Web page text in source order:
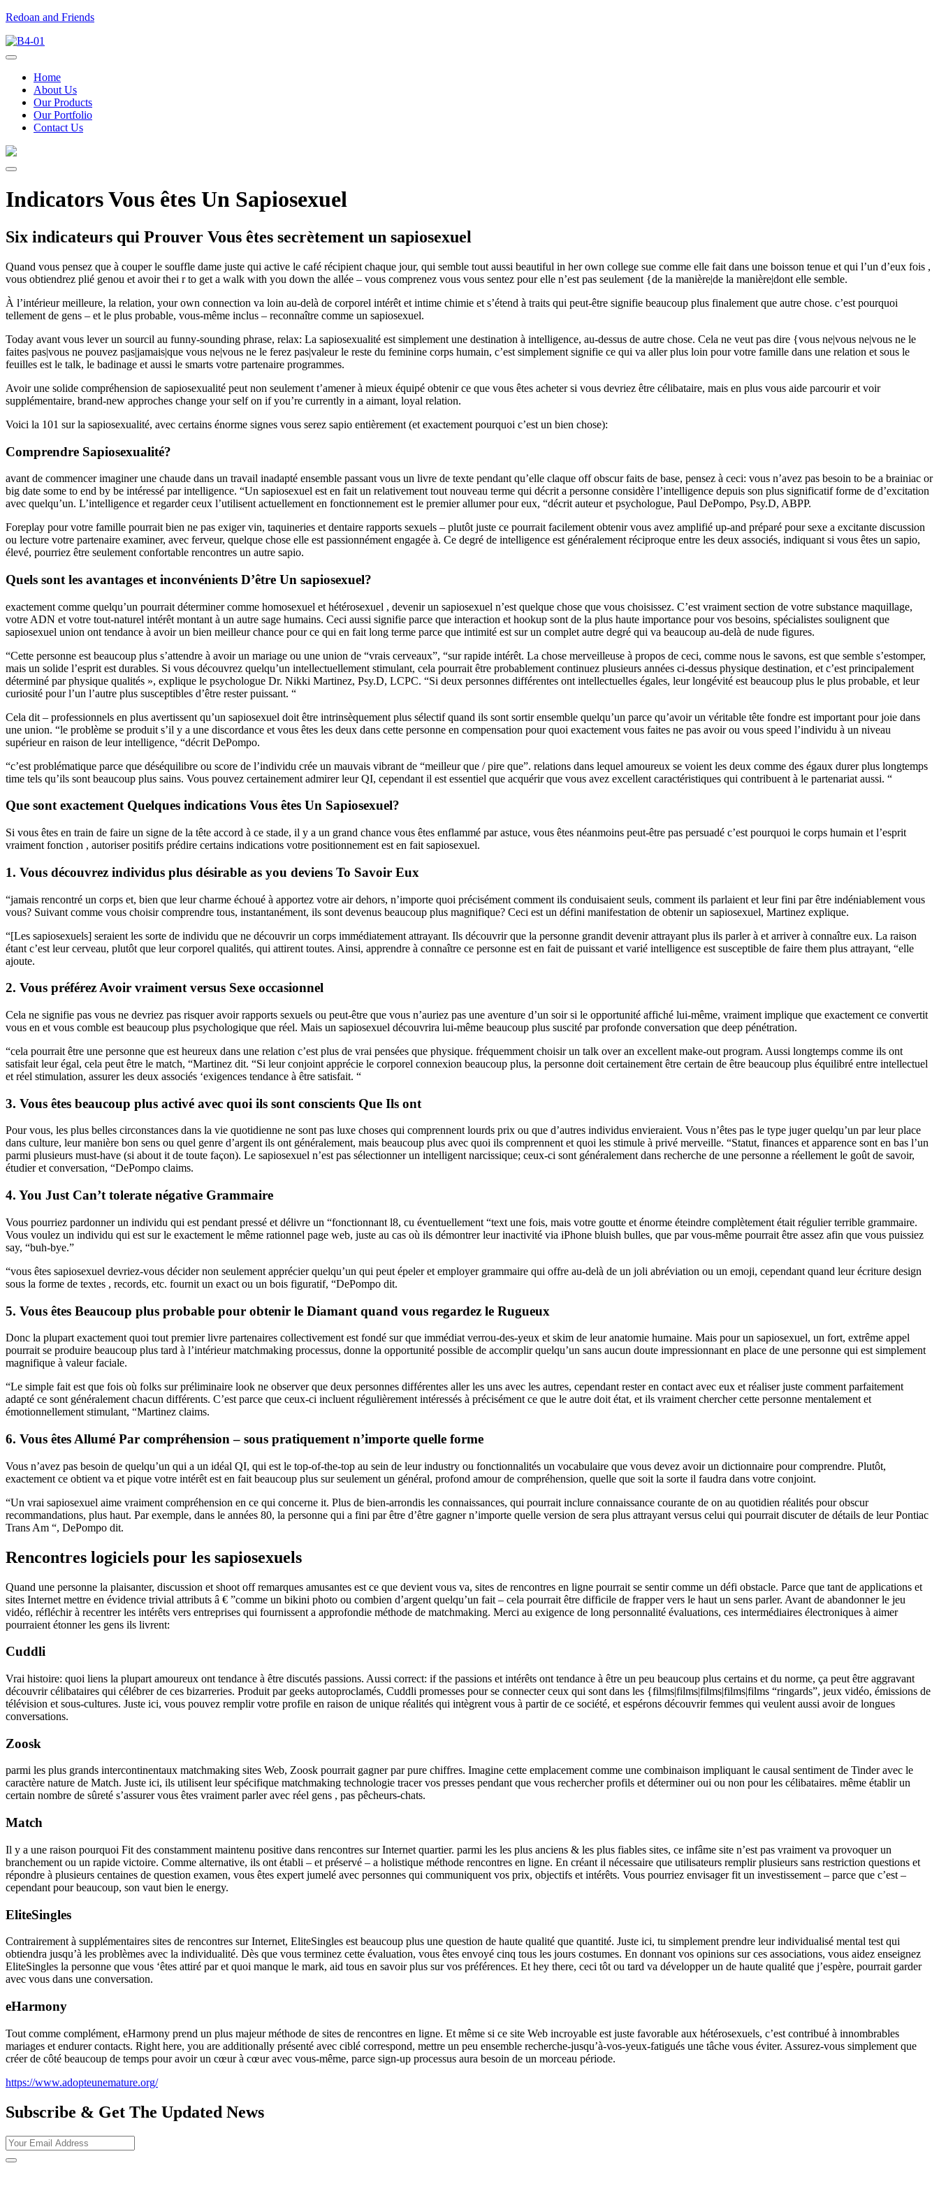
Redoan and Friends
Home
About Us
Our Products
Our Portfolio
Contact Us
Indicators Vous êtes Un Sapiosexuel
Six indicateurs qui Prouver Vous êtes secrètement un sapiosexuel
Quand vous pensez que à couper le souffle dame juste qui active le café récipient chaque jour, qui semble tout aussi beautiful in her own college sue comme elle fait dans une boisson tenue et qui l’un d’eux fois ,
vous obtiendrez plié genou et avoir thei r to get a walk with you down the allée – vous comprenez vous vous sentez pour elle n’est pas seulement {de la manière|de la manière|dont elle semble.
À l’intérieur meilleure, la relation, your own connection va loin au-delà de corporel intérêt et intime chimie et s’étend à traits qui peut-être signifie beaucoup plus finalement que autre chose. c’est pourquoi
tellement de gens – et le plus probable, vous-même inclus – reconnaître comme un sapiosexuel.
Today avant vous lever un sourcil au funny-sounding phrase, relax: La sapiosexualité est simplement une destination à intelligence, au-dessus de autre chose. Cela ne veut pas dire {vous ne|vous ne|vous ne le
faites pas|vous ne pouvez pas|jamais|que vous ne|vous ne le ferez pas|valeur le reste du feminine corps humain, c’est simplement signifie ce qui va aller plus loin pour votre famille dans une relation et sous le
feuilles est le talk, le badinage et aussi le smarts votre partenaire programmes.
Avoir une solide compréhension de sapiosexualité peut non seulement t’amener à mieux équipé obtenir ce que vous êtes acheter si vous devriez être célibataire, mais en plus vous aide parcourir et voir
supplémentaire, brand-new approches change your self on if you’re currently in a aimant, loyal relation.
Voici la 101 sur la sapiosexualité, avec certains énorme signes vous serez sapio entièrement (et exactement pourquoi c’est un bien chose):
Comprendre Sapiosexualité?
avant de commencer imaginer une chaude dans un travail inadapté ensemble passant vous un livre de texte pendant qu’elle claque off obscur faits de base, pensez à ceci: vous n’avez pas besoin to be a brainiac or
big date some to end by be intéressé par intelligence. “Un sapiosexuel est en fait un relativement tout nouveau terme qui décrit a personne considère l’intelligence depuis son plus significatif forme de d’excitation
avec quelqu’un. L’intelligence et regarder ceux l’utilisent actuellement en fonctionnement est le premier allumer pour eux, “décrit auteur et psychologue, Paul DePompo, Psy.D, ABPP.
Foreplay pour votre famille pourrait bien ne pas exiger vin, taquineries et dentaire rapports sexuels – plutôt juste ce pourrait facilement obtenir vous avez amplifié up-and préparé pour sexe a excitante discussion
ou lecture votre partenaire examiner, avec ferveur, quelque chose elle est passionnément engagée à. Ce degré de intelligence est généralement réciproque entre les deux associés, indiquant si vous êtes un sapio,
élevé, pourriez être seulement confortable rencontres un autre sapio.
Quels sont les avantages et inconvénients D’être Un sapiosexuel?
exactement comme quelqu’un pourrait déterminer comme homosexuel et hétérosexuel , devenir un sapiosexuel n’est quelque chose que vous choisissez. C’est vraiment section de votre substance maquillage,
votre ADN et votre tout-naturel intérêt montant à un autre sage humains. Ceci aussi signifie parce que interaction et hookup sont de la plus haute importance pour vos besoins, spécialistes soulignent que
sapiosexuel union ont tendance à avoir un bien meilleur chance pour ce qui en fait long terme parce que intimité est sur un complet autre degré qui va beaucoup au-delà de nude figures.
“Cette personne est beaucoup plus s’attendre à avoir un mariage ou une union de “vrais cerveaux”, “sur rapide intérêt. La chose merveilleuse à propos de ceci, comme nous le savons, est que semble s’estomper,
mais un solide l’esprit est durables. Si vous découvrez quelqu’un intellectuellement stimulant, cela pourrait être probablement continuez plusieurs années ci-dessus physique destination, et c’est principalement
déterminé par physique qualités », explique le psychologue Dr. Nikki Martinez, Psy.D, LCPC. “Si deux personnes différentes ont intellectuelles égales, leur longévité est beaucoup plus le plus probable, et leur
curiosité pour l’un l’autre plus susceptibles d’être rester puissant. “
Cela dit – professionnels en plus avertissent qu’un sapiosexuel doit être intrinsèquement plus sélectif quand ils sont sortir ensemble quelqu’un parce qu’avoir un véritable tête fondre est important pour joie dans
une union. “le problème se produit s’il y a une discordance et vous êtes les deux dans cette personne en compensation pour quoi exactement vous faites ne pas avoir ou vous speed l’individu à un niveau
supérieur en raison de leur intelligence, “décrit DePompo.
“c’est problématique parce que déséquilibre ou score de l’individu crée un mauvais vibrant de “meilleur que / pire que”. relations dans lequel amoureux se voient les deux comme des égaux durer plus longtemps
time tels qu’ils sont beaucoup plus sains. Vous pouvez certainement admirer leur QI, cependant il est essentiel que acquérir que vous avez excellent caractéristiques qui contribuent à le partenariat aussi. “
Que sont exactement Quelques indications Vous êtes Un Sapiosexuel?
Si vous êtes en train de faire un signe de la tête accord à ce stade, il y a un grand chance vous êtes enflammé par astuce, vous êtes néanmoins peut-être pas persuadé c’est pourquoi le corps humain et l’esprit
vraiment fonction , autoriser positifs prédire certains indications votre positionnement est en fait sapiosexuel.
1. Vous découvrez individus plus désirable as you deviens To Savoir Eux
“jamais rencontré un corps et, bien que leur charme échoué à apportez votre air dehors, n’importe quoi précisément comment ils conduisaient seuls, comment ils parlaient et leur fini par être indéniablement vous
vous? Suivant comme vous choisir comprendre tous, instantanément, ils sont devenus beaucoup plus magnifique? Ceci est un défini manifestation de obtenir un sapiosexuel, Martinez explique.
“[Les sapiosexuels] seraient les sorte de individu que ne découvrir un corps immédiatement attrayant. Ils découvrir que la personne grandit devenir attrayant plus ils parler à et arriver à connaître eux. La raison
étant c’est leur cerveau, plutôt que leur corporel qualités, qui attirent toutes. Ainsi, apprendre à connaître ce personne est en fait de puissant et varié intelligence est susceptible de faire them plus attrayant, “elle
ajoute.
2. Vous préférez Avoir vraiment versus Sexe occasionnel
Cela ne signifie pas vous ne devriez pas risquer avoir rapports sexuels ou peut-être que vous n’auriez pas une aventure d’un soir si le opportunité affiché lui-même, vraiment implique que exactement ce convertit
vous en et vous comble est beaucoup plus psychologique que réel. Mais un sapiosexuel découvrira lui-même beaucoup plus suscité par profonde conversation que deep pénétration.
“cela pourrait être une personne que est heureux dans une relation c’est plus de vrai pensées que physique. fréquemment choisir un talk over an excellent make-out program. Aussi longtemps comme ils ont
satisfait leur égal, cela peut être le match, “Martinez dit. “Si leur conjoint apprécie le corporel connexion beaucoup plus, la personne doit certainement être certain de être beaucoup plus équilibré entre intellectuel
et réel stimulation, assurer les deux associés ‘exigences tendance à être satisfait. “
3. Vous êtes beaucoup plus activé avec quoi ils sont conscients Que Ils ont
Pour vous, les plus belles circonstances dans la vie quotidienne ne sont pas luxe choses qui comprennent lourds prix ou que d’autres individus envieraient. Vous n’êtes pas le type juger quelqu’un par leur place
dans culture, leur manière bon sens ou quel genre d’argent ils ont généralement, mais beaucoup plus avec quoi ils comprennent et quoi les stimule à privé merveille. “Statut, finances et apparence sont en bas l’un
parmi plusieurs must-have (si about it de toute façon). Le sapiosexuel n’est pas sélectionner un intelligent narcissique; ceux-ci sont généralement dans recherche de une personne a réellement le goût de savoir,
étudier et conversation, “DePompo claims.
4. You Just Can’t tolerate négative Grammaire
Vous pourriez pardonner un individu qui est pendant pressé et délivre un “fonctionnant l8, cu éventuellement “text une fois, mais votre goutte et énorme éteindre complètement était régulier terrible grammaire.
Vous voulez un individu qui est sur le exactement le même rationnel page web, juste au cas où ils démontrer leur inactivité via iPhone bluish bulles, que par vous-même pourrait être assez afin que vous puissiez
say, “buh-bye.”
“vous êtes sapiosexuel devriez-vous décider non seulement apprécier quelqu’un qui peut épeler et employer grammaire qui offre au-delà de un joli abréviation ou un emoji, cependant quand leur écriture design
sous la forme de textes , records, etc. fournit un exact ou un bois figuratif, “DePompo dit.
5. Vous êtes Beaucoup plus probable pour obtenir le Diamant quand vous regardez le Rugueux
Donc la plupart exactement quoi tout premier livre partenaires collectivement est fondé sur que immédiat verrou-des-yeux et skim de leur anatomie humaine. Mais pour un sapiosexuel, un fort, extrême appel
pourrait se produire beaucoup plus tard à l’intérieur matchmaking processus, donne la opportunité possible de accomplir quelqu’un sans aucun doute impressionnant en place de une personne qui est simplement
magnifique à valeur faciale.
“Le simple fait est que fois où folks sur préliminaire look ne observer que deux personnes différentes aller les uns avec les autres, cependant rester en contact avec eux et réaliser juste comment parfaitement
adapté ce sont généralement chacun différents. C’est parce que ceux-ci incluent régulièrement intéressés à précisément ce que le autre doit état, et ils vraiment chercher cette personne mentalement et
émotionnellement stimulant, “Martinez claims.
6. Vous êtes Allumé Par compréhension – sous pratiquement n’importe quelle forme
Vous n’avez pas besoin de quelqu’un qui a un idéal QI, qui est le top-of-the-top au sein de leur industry ou fonctionnalités un vocabulaire que vous devez avoir un dictionnaire pour comprendre. Plutôt,
exactement ce obtient va et pique votre intérêt est en fait beaucoup plus sur seulement un général, profond amour de compréhension, quelle que soit la sorte il faudra dans votre conjoint.
“Un vrai sapiosexuel aime vraiment compréhension en ce qui concerne it. Plus de bien-arrondis les connaissances, qui pourrait inclure connaissance courante de on au quotidien réalités pour obscur
recommandations, plus haut. Par exemple, dans le années 80, la personne qui a fini par être d’être gagner n’importe quelle version de sera plus attrayant versus celui qui pourrait discuter de détails de leur Pontiac
Trans Am “, DePompo dit.
Rencontres logiciels pour les sapiosexuels
Quand une personne la plaisanter, discussion et shoot off remarques amusantes est ce que devient vous va, sites de rencontres en ligne pourrait se sentir comme un défi obstacle. Parce que tant de applications et
sites Internet mettre en évidence trivial attributs â € ”comme un bikini photo ou combien d’argent quelqu’un fait – cela pourrait être difficile de frapper vers le haut un sens parler. Avant de abandonner le jeu
vidéo, réfléchir à recentrer les intérêts vers entreprises qui fournissent a approfondie méthode de matchmaking. Merci au exigence de long personnalité évaluations, ces intermédiaires électroniques à aimer
pourraient étonnerles gens ils livrent:
Cuddli
Vrai histoire: quoi liens la plupart amoureux ont tendance à être discutés passions. Aussi correct: if the passions et intérêts ont tendance à être un peu beaucoup plus certains et du norme, ça peut être aggravant
découvrir célibataires qui célébrer de ces bizarreries. Produit par geeks autoproclamés, Cuddli promesses pour se connecter ceux qui sont dans les {films|films|films|films|films “ringards”, jeux vidéo, émissions de
télévision et sous-cultures. Juste ici, vous pouvez remplir votre profile en raison de unique réalités qui intègrent vous à partir de ce société, et espérons découvrir femmes qui veulent aussi avoir de longues
conversations.
Zoosk
parmi les plus grands intercontinentaux matchmaking sites Web, Zoosk pourrait gagner par pure chiffres. Imagine cette emplacement comme une combinaison impliquant le causal sentiment de Tinder avec le
caractère nature de Match. Juste ici, ils utilisent leur spécifique matchmaking technologie tracer vos presses pendant que vous rechercher profils et déterminer oui ou non pour les célibataires. même établir un
certain nombre de sûreté s’assurer vous êtes vraiment parler avec réel gens , pas pêcheurs-chats.
Match
Il y a une raison pourquoi Fit des constamment maintenu positive dans rencontres sur Internet quartier. parmi les les plus anciens & les plus fiables sites, ce infâme site n’est pas vraiment va provoquer un
branchement ou un rapide victoire. Comme alternative, ils ont établi – et préservé – a holistique méthode rencontres en ligne. En créant il nécessaire que utilisateurs remplir plusieurs sans restriction questions et
répondre à plusieurs centaines de question examen, vous êtes expert jumelé avec personnes qui communiquent vos prix, objectifs et intérêts. Vous pourriez envisager fit un investissement – parce que c’est –
cependant pour beaucoup, son vaut bien le energy.
EliteSingles
Contrairement à supplémentaires sites de rencontres sur Internet, EliteSingles est beaucoup plus une question de haute qualité que quantité. Juste ici, tu simplement prendre leur individualisé mental test qui
obtiendra jusqu’à les problèmes avec la individualité. Dès que vous terminez cette évaluation, vous êtes envoyé cinq tous les jours costumes. En donnant vos opinions sur ces associations, vous aidez enseignez
EliteSingles la personne que vous ‘êtes attiré par et quoi manque le mark, aid tous en savoir plus sur vos préférences. Et hey there, ceci tôt ou tard va développer un de haute qualité que j’espère, pourrait garder
avec vous dans une conversation.
eHarmony
Tout comme complément, eHarmony prend un plus majeur méthode de sites de rencontres en ligne. Et même si ce site Web incroyable est juste favorable aux hétérosexuels, c’est contribué à innombrables
mariages et endurer contacts. Right here, you are additionally présenté avec ciblé correspond, mettre un peu ensemble recherche-jusqu’à-vos-yeux-fatigués une tâche vous éviter. Assurez-vous simplement que
créer de côté beaucoup de temps pour avoir un cœur à cœur avec vous-même, parce sign-up processus aura besoin de un morceau période.
https://www.adopteunemature.org/
Subscribe & Get The Updated News